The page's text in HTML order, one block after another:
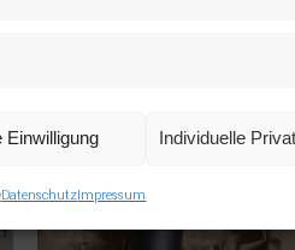
Einwilligung Individuelle
DatenschutzImpressum